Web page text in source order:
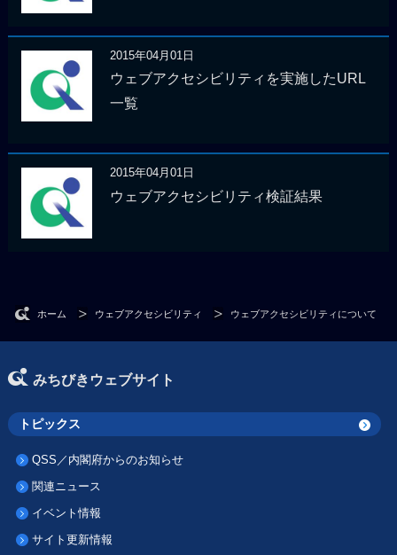
2015年04月01日
ウェブアクセシビリティを実施したURL
一覧
2015年04月01日
ウェブアクセシビリティ検証結果
ホーム ウェブアクセシビリティ ウェブアクセシビリティについて
みちびきウェブサイト
トピックス
QSS／内閣府からのお知らせ
関連ニュース
イベント情報
サイト更新情報